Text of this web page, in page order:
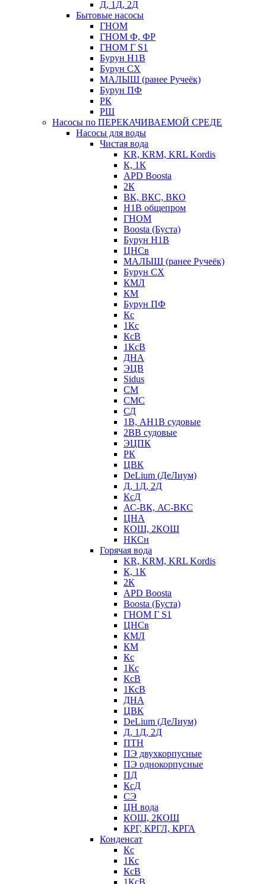
Д, 1Д, 2Д
Бытовые насосы
ГНОМ
ГНОМ Ф, ФР
ГНОМ Г S1
Бурун Н1В
Бурун СХ
МАЛЫШ (ранее Ручеёк)
Бурун ПФ
РК
РШ
Насосы по ПЕРЕКАЧИВАЕМОЙ СРЕДЕ
Насосы для воды
Чистая вода
KR, KRM, KRL Kordis
К, 1К
APD Boosta
2К
ВК, ВКС, ВКО
Н1В общепром
ГНОМ
Boosta (Буста)
Бурун Н1В
ЦНСв
МАЛЫШ (ранее Ручеёк)
Бурун СХ
КМЛ
КМ
Бурун ПФ
Кс
1Кс
КсВ
1КсВ
ДНА
ЭЦВ
Sidus
СМ
СМС
СД
1В, АН1В судовые
2ВВ судовые
ЭЦПК
РК
ЦВК
DeLium (ДеЛиум)
Д, 1Д, 2Д
КсД
АС-ВК, АС-ВКС
ЦНА
КОШ, 2КОШ
НКСн
Горячая вода
KR, KRM, KRL Kordis
К, 1К
2К
APD Boosta
Boosta (Буста)
ГНОМ Г S1
ЦНСв
КМЛ
КМ
Кс
1Кс
КсВ
1КсВ
ДНА
ЦВК
DeLium (ДеЛиум)
Д, 1Д, 2Д
ПТН
ПЭ двухкорпусные
ПЭ однокорпусные
ПД
КсД
СЭ
ЦН вода
КОШ, 2КОШ
КРГ, КРГЛ, КРГА
Конденсат
Кс
1Кс
КсВ
1КсВ